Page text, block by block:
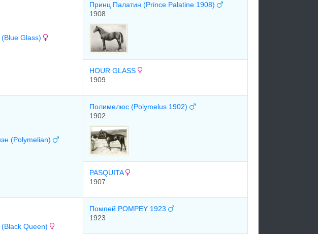
(Blue Glass)
Принц Палатин (Prince Palatine 1908)
1908
HOUR GLASS
1909
(Polymelian)
Полимелюс (Polymelus 1902)
1902
PASQUITA
1907
(Black Queen)
Помпей POMPEY 1923
1923